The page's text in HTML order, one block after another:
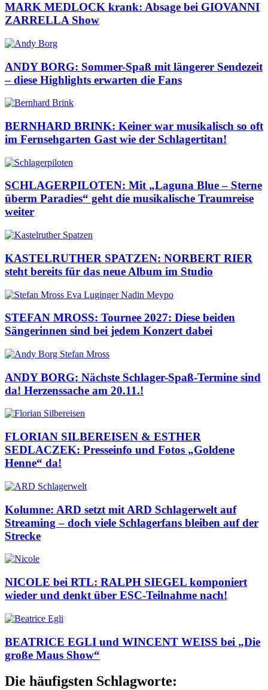
MARK MEDLOCK krank: Absage bei GIOVANNI
ZARRELLA Show
ANDY BORG: Sommer-Spaß mit längerer Sendezeit
– diese Highlights erwarten die Fans
BERNHARD BRINK: Keiner war musikalisch so oft
im Fernsehgarten Gast wie der Schlagertitan!
SCHLAGERPILOTEN: Mit „Laguna Blue – Sterne
überm Paradies“ geht die musikalische Traumreise
weiter
KASTELRUTHER SPATZEN: NORBERT RIER
steht bereits für das neue Album im Studio
STEFAN MROSS: Tournee 2027: Diese beiden
Sängerinnen sind bei jedem Konzert dabei
ANDY BORG: Nächste Schlager-Spaß-Termine sind
da! Herzenssache am 20.11.!
FLORIAN SILBEREISEN & ESTHER
SEDLACZEK: Presseinfo und Fotos „Goldene
Henne“ da!
Kolumne: ARD setzt mit ARD Schlagerwelt auf
Streaming – doch viele Schlagerfans bleiben auf der
Strecke
NICOLE bei RTL: RALPH SIEGEL komponiert
wieder und denkt über ESC-Teilnahme nach!
BEATRICE EGLI und WINCENT WEISS bei „Die
große Maus Show“
Die häufigsten Schlagworte: